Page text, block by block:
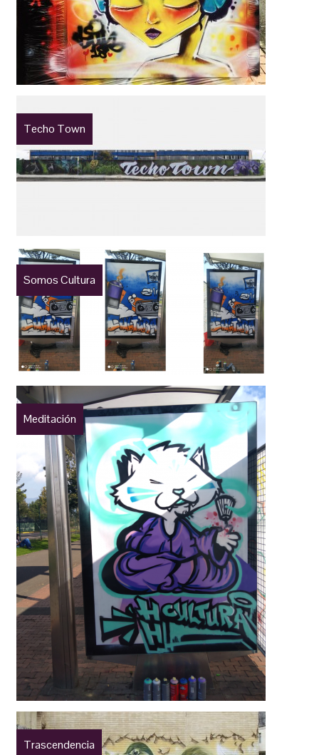
Techo Town
Somos Cultura
Meditación
Trascendencia